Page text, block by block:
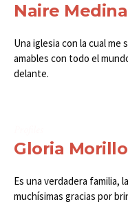
Naire Medina
Una iglesia con la cual
amables con todo el
delante.
Gloria Morillo
Es una verdadera familia,
muchísimas gracias por